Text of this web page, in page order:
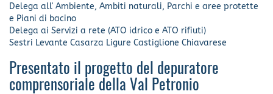
Delega all' Ambiente, Ambiti naturali, Parchi e aree protette
e Piani di bacino
Delega ai Servizi a rete (ATO idrico e ATO rifiuti)
Sestri Levante Casarza Ligure Castiglione Chiavarese
Presentato il progetto del depuratore
comprensoriale della Val Petronio